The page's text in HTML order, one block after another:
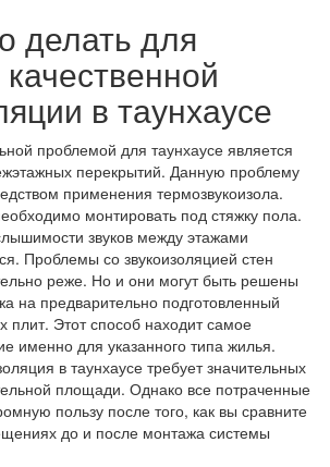
делать для
в таунхаусе
проблемой для таунхаусе является
перекрытий. Данную проблему
применения термозвукоизола.
монтировать под стяжку пола.
звуков между этажами
Проблемы со звукоизоляцией стен
реже. Но и они могут быть решены
на предварительно подготовленный
плит. Этот способ находит самое
именно для указанного типа жилья.
в таунхаусе требует значительных
площади. Однако все потраченные
пользу после того, как вы сравните
до и после монтажа системы